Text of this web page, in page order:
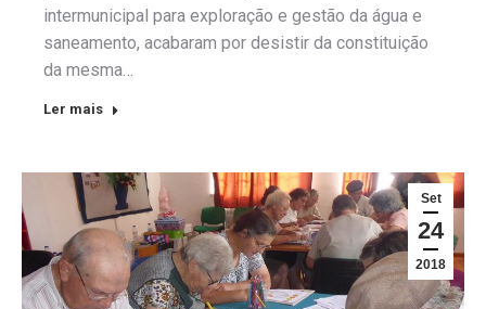
intermunicipal para exploração e gestão da água e
saneamento, acabaram por desistir da constituição
da mesma…
Ler mais
Set
24
2018